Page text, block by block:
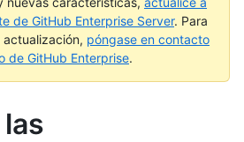
de GitHub Enterprise Server. Para
póngase en contacto
de GitHub Enterprise.